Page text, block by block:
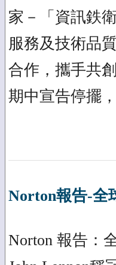
家－「資訊鉄
服務及技術品
合作，攜手共
期中宣告停擺
Norton報告-全
Norton 報告：